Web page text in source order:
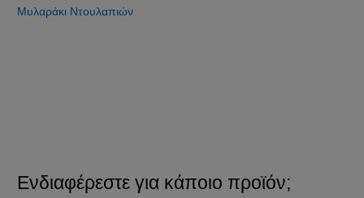
Μυλαράκι Ντουλαπιών
Ενδιαφέρεστε για κάποιο προϊόν;